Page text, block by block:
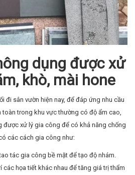
dụng được xử
khò, mài hone
đi sân vườn hiện nay, để đáp ứng nhu cầu
toàn trong khu vực thường có độ ẩm cao,
được xử lý gia công để có khả năng chống
các cách gia công như:
tác gia công bề mặt để tạo độ nhám.
họa tiết khác nhau để tăng giá trị thẩm